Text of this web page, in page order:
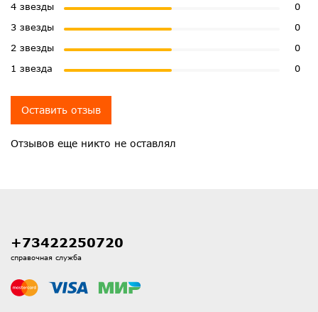
Отзывов еще никто не оставлял
4 звезды
0
3 звезды
0
2 звезды
0
1 звезда
0
Оставить отзыв
+73422250720
справочная служба